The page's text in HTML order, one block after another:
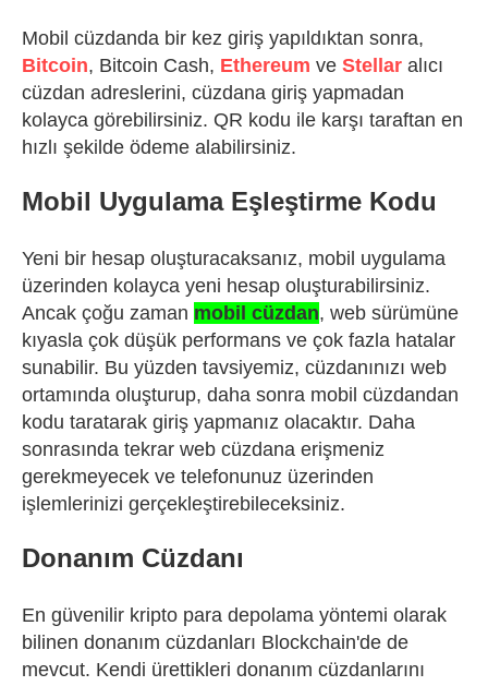
Mobil cüzdanda bir kez giriş yapıldıktan sonra,
Bitcoin, Bitcoin Cash, Ethereum ve Stellar alıcı
cüzdan adreslerini, cüzdana giriş yapmadan
kolayca görebilirsiniz. QR kodu ile karşı taraftan en
hızlı şekilde ödeme alabilirsiniz.
Mobil Uygulama Eşleştirme Kodu
Yeni bir hesap oluşturacaksanız, mobil uygulama
üzerinden kolayca yeni hesap oluşturabilirsiniz.
Ancak çoğu zaman mobil cüzdan, web sürümüne
kıyasla çok düşük performans ve çok fazla hatalar
sunabilir. Bu yüzden tavsiyemiz, cüzdanınızı web
ortamında oluşturup, daha sonra mobil cüzdandan
kodu taratarak giriş yapmanız olacaktır. Daha
sonrasında tekrar web cüzdana erişmeniz
gerekmeyecek ve telefonunuz üzerinden
işlemlerinizi gerçekleştirebileceksiniz.
Donanım Cüzdanı
En güvenilir kripto para depolama yöntemi olarak
bilinen donanım cüzdanları Blockchain'de de
mevcut. Kendi ürettikleri donanım cüzdanlarını